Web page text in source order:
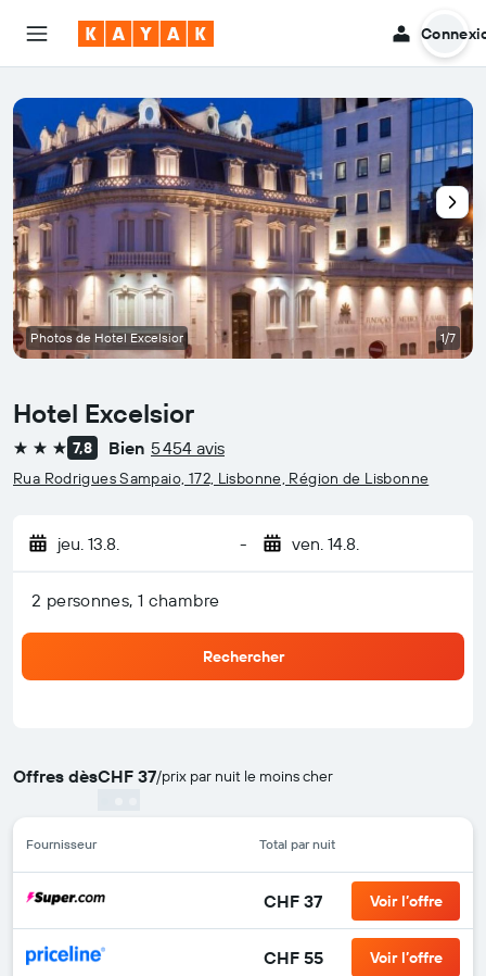
Hotel Excelsior
3 étoiles7,8 Bien 5 454 avis
Rua Rodrigues Sampaio, 172, Lisbonne, Région de Lisbonne
jeu. 13.8. - ven. 14.8.
2 personnes, 1 chambre
Rechercher
Offres dèsCHF 37/prix par nuit le moins cher
Fournisseur Total par nuit
CHF 37 Voir l’offre
CHF 55 Voir l’offre
Photos de Hotel Excelsior 1/7